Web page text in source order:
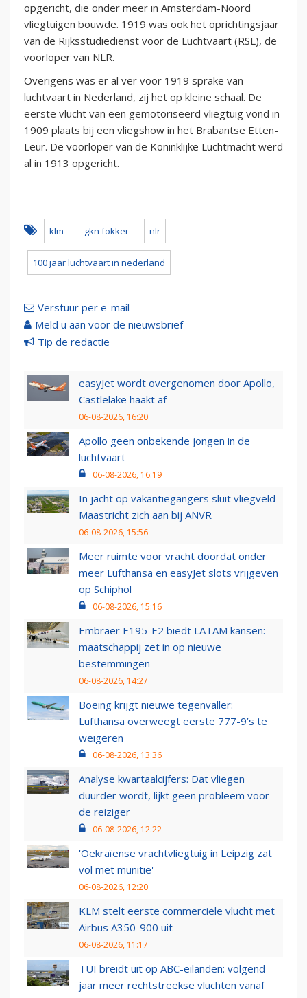
opgericht, die onder meer in Amsterdam-Noord
vliegtuigen bouwde. 1919 was ook het oprichtingsjaar
van de Rijksstudiedienst voor de Luchtvaart (RSL), de
voorloper van NLR.
Overigens was er al ver voor 1919 sprake van
luchtvaart in Nederland, zij het op kleine schaal. De
eerste vlucht van een gemotoriseerd vliegtuig vond in
1909 plaats bij een vliegshow in het Brabantse Etten-
Leur. De voorloper van de Koninklijke Luchtmacht werd
al in 1913 opgericht.
klm gkn fokker nlr
100 jaar luchtvaart in nederland
Verstuur per e-mail
Meld u aan voor de nieuwsbrief
Tip de redactie
easyJet wordt overgenomen door Apollo,
Castlelake haakt af
06-08-2026, 16:20
Apollo geen onbekende jongen in de
luchtvaart
06-08-2026, 16:19
In jacht op vakantiegangers sluit vliegveld
Maastricht zich aan bij ANVR
06-08-2026, 15:56
Meer ruimte voor vracht doordat onder
meer Lufthansa en easyJet slots vrijgeven
op Schiphol
06-08-2026, 15:16
Embraer E195-E2 biedt LATAM kansen:
maatschappij zet in op nieuwe
bestemmingen
06-08-2026, 14:27
Boeing krijgt nieuwe tegenvaller:
Lufthansa overweegt eerste 777-9’s te
weigeren
06-08-2026, 13:36
Analyse kwartaalcijfers: Dat vliegen
duurder wordt, lijkt geen probleem voor
de reiziger
06-08-2026, 12:22
'Oekraïense vrachtvliegtuig in Leipzig zat
vol met munitie'
06-08-2026, 12:20
KLM stelt eerste commerciële vlucht met
Airbus A350-900 uit
06-08-2026, 11:17
TUI breidt uit op ABC-eilanden: volgend
jaar meer rechtstreekse vluchten vanaf